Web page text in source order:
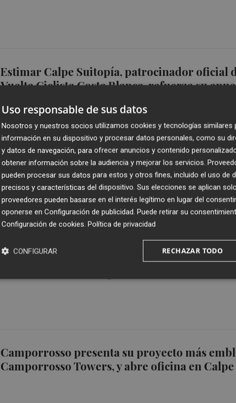
Estimar Calpe Suitopía, patrocinador oficial
Vuelta Ciclista Costa Blanca, refuerza su
El deporte como motor turístico en la Costa
centra una jornada en ESTIMAR Calpe
Estudiantes del IES Ifach de Calp protestan
Camporrosso presenta su proyecto más
Camporrosso Towers, y abre oficina en Calpe
Uso responsable de sus datos
Nosotros y nuestros socios utilizamos cookies y tecnologías similares
información en su dispositivo y procesar datos personales, como su
y datos de navegación, para ofrecer anuncios y contenido
obtener información sobre la audiencia y mejorar los servicios.
pueden procesar sus datos para estos y otros fines, incluido el uso de
precisos y características del dispositivo. Sus elecciones se aplican
proveedores pueden basarse en el interés legítimo en lugar del
oponerse en Configuración de publicidad. Puede retirar su
Configuración de cookies. Política de privacidad
RECHAZAR TODO
CONFIGURAR